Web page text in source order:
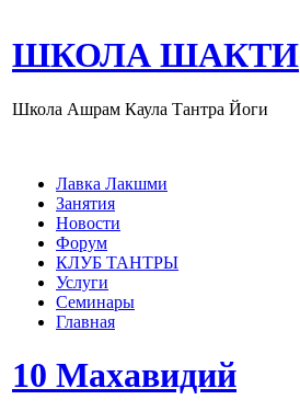
ШКОЛА ШАКТИ
Школа Ашрам Каула Тантра Йоги
Лавка Лакшми
Занятия
Новости
Форум
КЛУБ ТАНТРЫ
Услуги
Семинары
Главная
10 Махавидий